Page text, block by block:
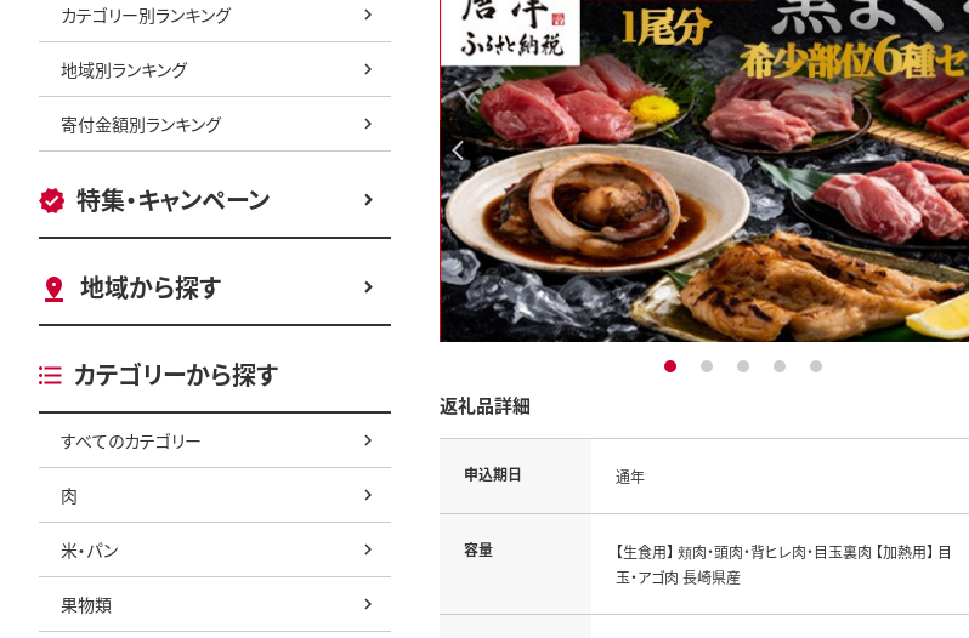
カテゴリー別ランキング
地域別ランキング
寄付金額別ランキング
特集・キャンペーン
地域から探す
カテゴリーから探す
すべてのカテゴリー
肉
米・パン
果物類
1 2 3 4 5
返礼品詳細
申込期日 通年
容量
【生食用】 頬肉・頭肉・背ヒレ肉・目玉裏肉 【加熱用】 目
玉・アゴ肉 長崎県産